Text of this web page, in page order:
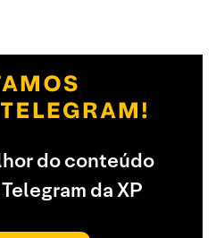
do conteúdo
da XP